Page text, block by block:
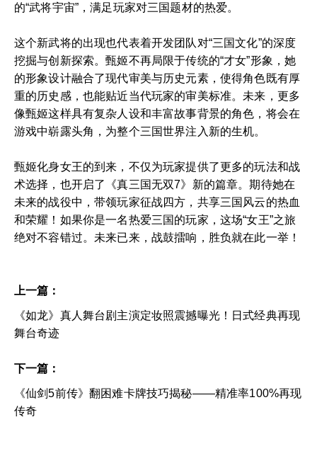
的“武将宇宙”，满足玩家对三国题材的热爱。
这个新武将的出现也代表着开发团队对“三国文化”的深度
挖掘与创新探索。甄姬不再局限于传统的“才女”形象，她
的形象设计融合了现代审美与历史元素，使得角色既有厚
重的历史感，也能贴近当代玩家的审美标准。未来，更多
像甄姬这样具有复杂人设和丰富故事背景的角色，将会在
游戏中崭露头角，为整个三国世界注入新的生机。
甄姬化身女王的到来，不仅为玩家提供了更多的玩法和战
术选择，也开启了《真三国无双7》新的篇章。期待她在
未来的战役中，带领玩家征战四方，共享三国风云的热血
和荣耀！如果你是一名热爱三国的玩家，这场“女王”之旅
绝对不容错过。未来已来，战鼓擂响，胜负就在此一举！
上一篇：
《如龙》真人舞台剧主演定妆照震撼曝光！日式经典再现
舞台奇迹
下一篇：
《仙剑5前传》翻困难卡牌技巧揭秘——精准率100%再现
传奇